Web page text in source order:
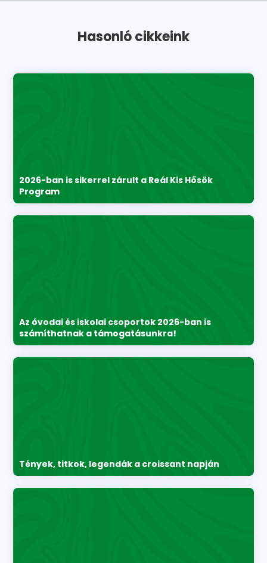
Hasonló cikkeink
2026-ban is sikerrel zárult a Reál Kis Hősök
Program
Az óvodai és iskolai csoportok 2026-ban is
számíthatnak a támogatásunkra!
Tények, titkok, legendák a croissant napján